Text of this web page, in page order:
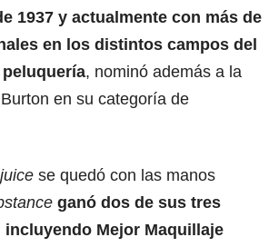
1937 y actualmente con más de
en los distintos campos del
, nominó además a la
en su categoría de
se quedó con las manos
ganó dos de sus tres
incluyendo Mejor Maquillaje